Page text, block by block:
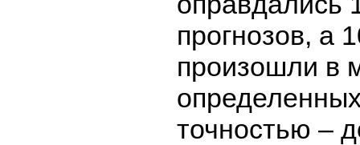
прогнозов, а
произошли в
точностью –